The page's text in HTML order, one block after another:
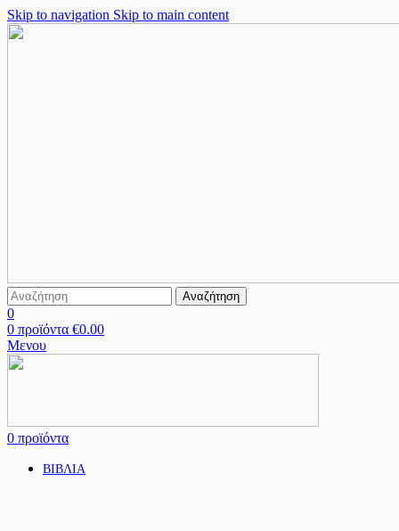
Skip to navigation Skip to main content
Αναζήτηση
0
0 προϊόντα €0.00
Μενου
0 προϊόντα
ΒΙΒΛΙΑ